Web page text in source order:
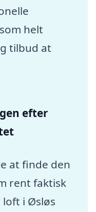
helt
tilbud at
efter
at finde den
rent faktisk
i Øsløs